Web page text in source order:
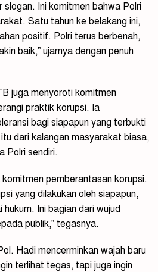
slogan. Ini komitmen bahwa Polri
Satu tahun ke belakang ini,
positif. Polri terus berbenah,
baik,” ujarnya dengan penuh
juga menyoroti komitmen
praktik korupsi. Ia
bagi siapapun yang terbukti
dari kalangan masyarakat biasa,
Polri sendiri.
pemberantasan korupsi.
yang dilakukan oleh siapapun,
Ini bagian dari wujud
publik,” tegasnya.
Hadi mencerminkan wajah baru
terlihat tegas, tapi juga ingin